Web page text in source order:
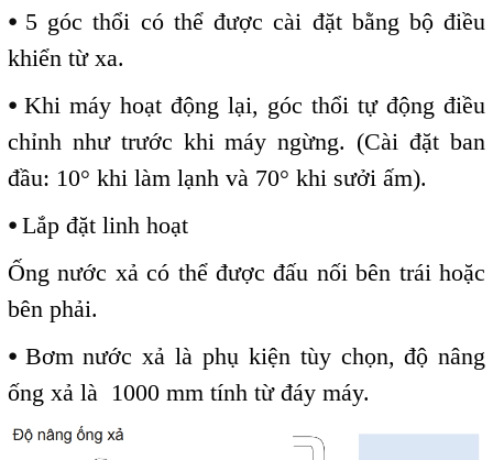
⦁ 5 góc thổi có thể được cài đặt bằng bộ điều
khiển từ xa.
⦁ Khi máy hoạt động lại, góc thổi tự động điều
chỉnh như trước khi máy ngừng. (Cài đặt ban
đầu: 10° khi làm lạnh và 70° khi sưởi ấm).
⦁ Lắp đặt linh hoạt
Ống nước xả có thể được đấu nối bên trái hoặc
bên phải.
⦁ Bơm nước xả là phụ kiện tùy chọn, độ nâng
ống xả là 1000 mm tính từ đáy máy.